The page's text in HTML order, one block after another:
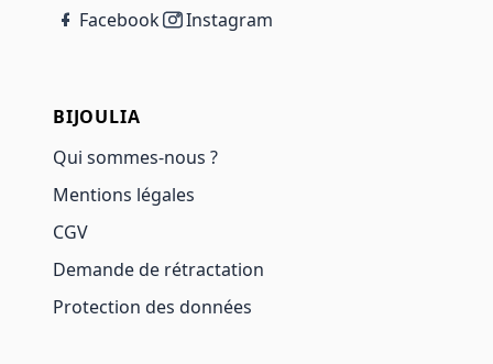
Facebook
Instagram
BIJOULIA
Qui sommes-nous ?
Mentions légales
CGV
Demande de rétractation
Protection des données